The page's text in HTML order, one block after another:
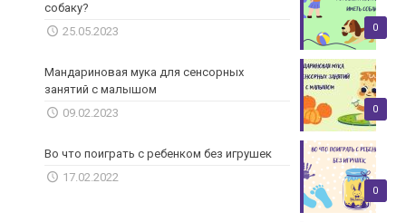
0
собаку?
25.05.2023
0
Мандариновая мука для сенсорных
занятий с малышом
09.02.2023
0
Во что поиграть с ребенком без игрушек
17.02.2022